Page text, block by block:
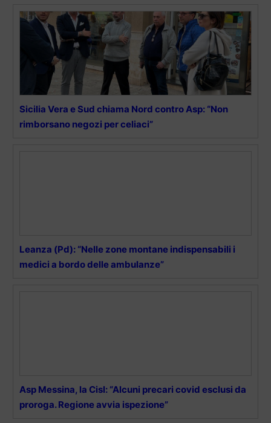
Sicilia Vera e Sud chiama Nord contro Asp: “Non
rimborsano negozi per celiaci”
Leanza (Pd): “Nelle zone montane indispensabili i
medici a bordo delle ambulanze”
Asp Messina, la Cisl: “Alcuni precari covid esclusi da
proroga. Regione avvia ispezione”